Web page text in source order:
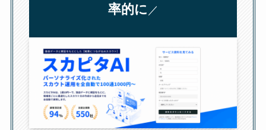
率的に ／